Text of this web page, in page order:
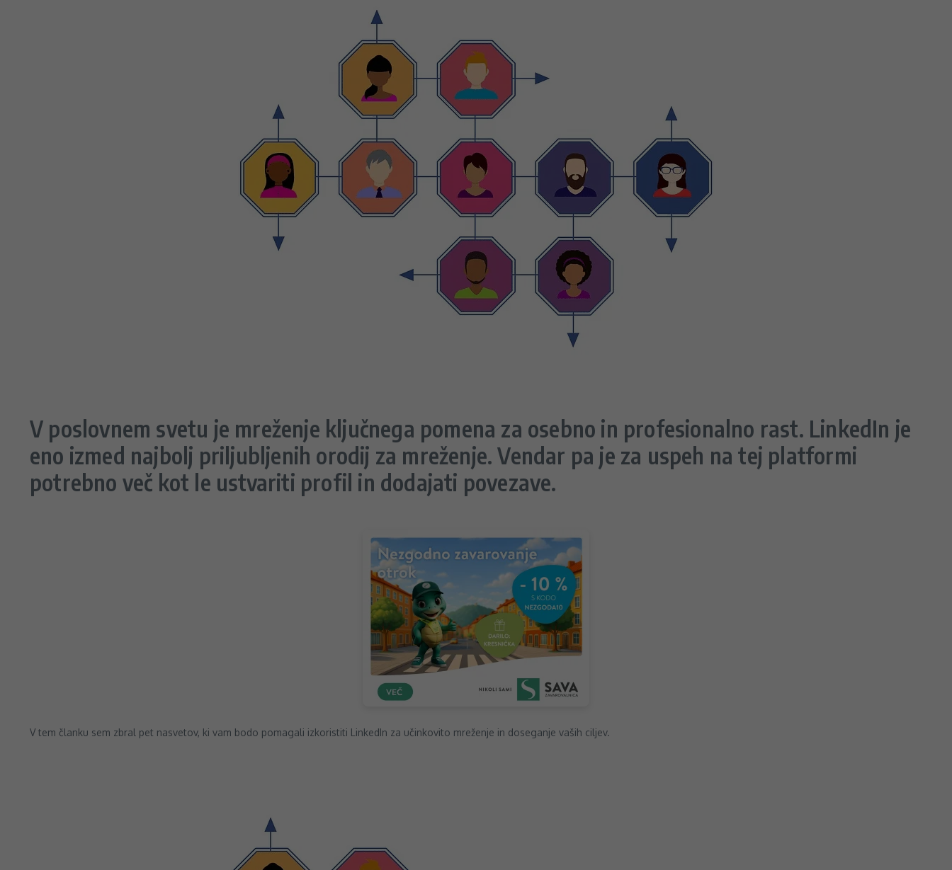
V poslovnem svetu je mreženje ključnega pomena za osebno in profesionalno rast. LinkedIn je
eno izmed najbolj priljubljenih orodij za mreženje. Vendar pa je za uspeh na tej platformi
potrebno več kot le ustvariti profil in dodajati povezave.
V tem članku sem zbral pet nasvetov, ki vam bodo pomagali izkoristiti LinkedIn za učinkovito mreženje in doseganje vaših ciljev.